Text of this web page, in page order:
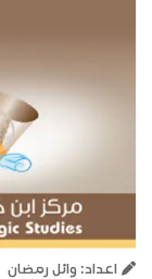
اعداد: وائل رمضان